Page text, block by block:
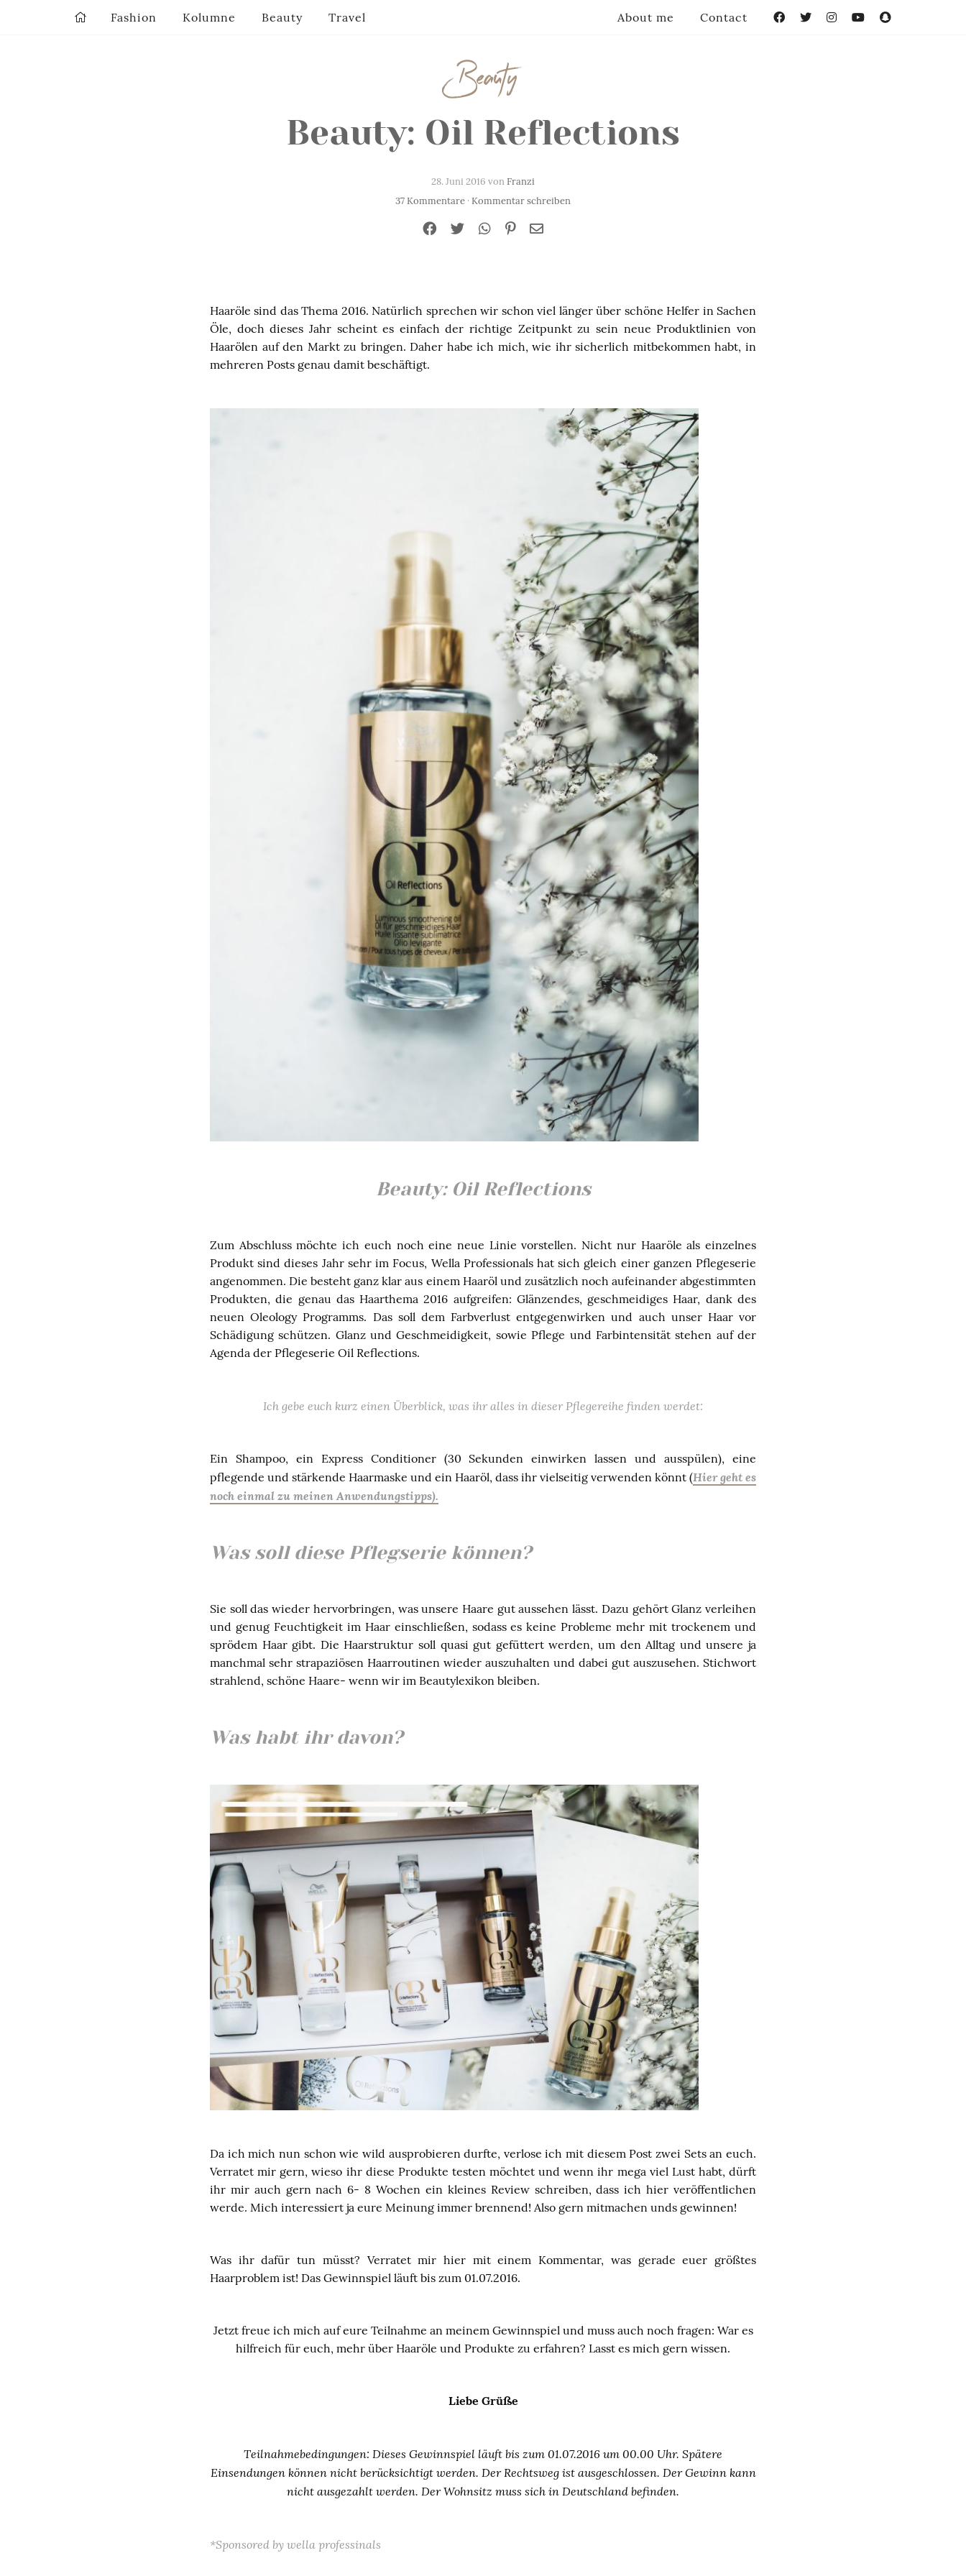
Beauty
Beauty: Oil Reflections
28. Juni 2016 vonFranzi
37 Kommentare · Kommentar schreiben
Haaröle sind das Thema 2016. Natürlich sprechen wir schon viel länger über schöne Helfer in Sachen
Öle, doch dieses Jahr scheint es einfach der richtige Zeitpunkt zu sein neue Produktlinien von
Haarölen auf den Markt zu bringen. Daher habe ich mich, wie ihr sicherlich mitbekommen habt, in
mehreren Posts genau damit beschäftigt.
Beauty: Oil Reflections
Zum Abschluss möchte ich euch noch eine neue Linie vorstellen. Nicht nur Haaröle als einzelnes
Produkt sind dieses Jahr sehr im Focus, Wella Professionals hat sich gleich einer ganzen Pflegeserie
angenommen. Die besteht ganz klar aus einem Haaröl und zusätzlich noch aufeinander abgestimmten
Produkten, die genau das Haarthema 2016 aufgreifen: Glänzendes, geschmeidiges Haar, dank des
neuen Oleology Programms. Das soll dem Farbverlust entgegenwirken und auch unser Haar vor
Schädigung schützen. Glanz und Geschmeidigkeit, sowie Pflege und Farbintensität stehen auf der
Agenda der Pflegeserie Oil Reflections.
Ich gebe euch kurz einen Überblick, was ihr alles in dieser Pflegereihe finden werdet:
Ein Shampoo, ein Express Conditioner (30 Sekunden einwirken lassen und ausspülen), eine
pflegende und stärkende Haarmaske und ein Haaröl, dass ihr vielseitig verwenden könnt (Hier geht es
noch einmal zu meinen Anwendungstipps).
Was soll diese Pflegserie können?
Sie soll das wieder hervorbringen, was unsere Haare gut aussehen lässt. Dazu gehört Glanz verleihen
und genug Feuchtigkeit im Haar einschließen, sodass es keine Probleme mehr mit trockenem und
sprödem Haar gibt. Die Haarstruktur soll quasi gut gefüttert werden, um den Alltag und unsere ja
manchmal sehr strapaziösen Haarroutinen wieder auszuhalten und dabei gut auszusehen. Stichwort
strahlend, schöne Haare- wenn wir im Beautylexikon bleiben.
Was habt ihr davon?
Da ich mich nun schon wie wild ausprobieren durfte, verlose ich mit diesem Post zwei Sets an euch.
Verratet mir gern, wieso ihr diese Produkte testen möchtet und wenn ihr mega viel Lust habt, dürft
ihr mir auch gern nach 6- 8 Wochen ein kleines Review schreiben, dass ich hier veröffentlichen
werde. Mich interessiert ja eure Meinung immer brennend! Also gern mitmachen unds gewinnen!
Was ihr dafür tun müsst? Verratet mir hier mit einem Kommentar, was gerade euer größtes
Haarproblem ist! Das Gewinnspiel läuft bis zum 01.07.2016.
Jetzt freue ich mich auf eure Teilnahme an meinem Gewinnspiel und muss auch noch fragen: War es
hilfreich für euch, mehr über Haaröle und Produkte zu erfahren? Lasst es mich gern wissen.
Liebe Grüße
Teilnahmebedingungen: Dieses Gewinnspiel läuft bis zum 01.07.2016 um 00.00 Uhr. Spätere
Einsendungen können nicht berücksichtigt werden. Der Rechtsweg ist ausgeschlossen. Der Gewinn kann
nicht ausgezahlt werden. Der Wohnsitz muss sich in Deutschland befinden.
*Sponsored by wella professinals
Fashion Kolumne Beauty Travel About me Contact FacebookTwitterInstagramYouTube